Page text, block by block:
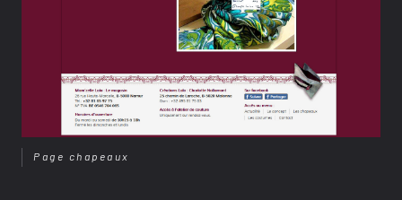
Page chapeaux